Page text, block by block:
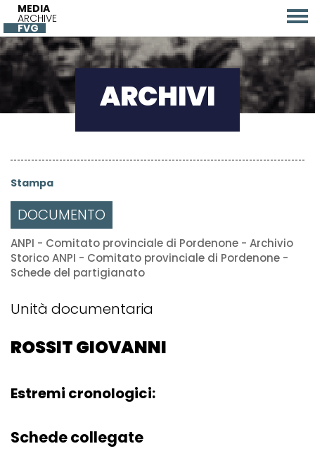
MEDIA
ARCHIVE
FVG
ARCHIVI
Stampa
DOCUMENTO
ANPI - Comitato provinciale di Pordenone - Archivio
Storico ANPI - Comitato provinciale di Pordenone -
Schede del partigianato
Unità documentaria
ROSSIT GIOVANNI
Estremi cronologici:
Schede collegate